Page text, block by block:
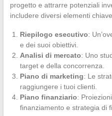
progetto e attrarre potenziali
includere diversi elementi chiave.
Riepilogo esecutivo:
e dei suoi obiettivi.
Analisi di mercato: Uno
target e della concorrenza.
Piano di marketing: Le
raggiungere i tuoi clienti.
Piano finanziario:
finanziamento e strategia di